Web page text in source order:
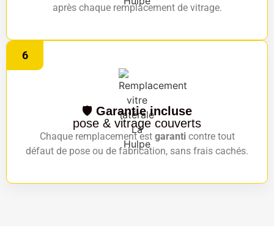
après chaque remplacement de vitrage.
6
🛡️ Garantie incluse
pose & vitrage couverts
Chaque remplacement est garanticontre tout
défaut de pose ou de fabrication, sans frais cachés.